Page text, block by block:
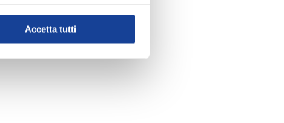
Accetta tutti